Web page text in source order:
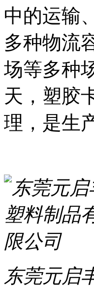
中的运输
多种物流
场等多种
天，塑胶
理，是生
东莞元启